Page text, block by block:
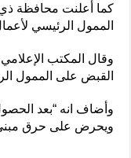
كما أعلنت محافظة ذي
الممول الرئيسي
وقال المكتب
القبض على الممول
وأضاف انه “بعد
ويحرض على حرق